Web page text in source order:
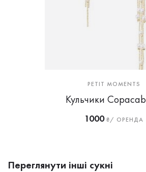
PETIT MOMENTS
Кульчики
1000₴/ ОРЕНДА
Переглянути інші сукні